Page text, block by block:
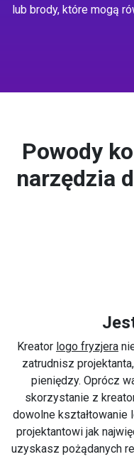
lub brody, które mogą
Powody
narzędzia
Kreator logo fryzjera
zatrudnisz
pieniędzy. Oprócz
skorzystanie z
dowolne
projektantowi jak
uzyskasz pożądanych